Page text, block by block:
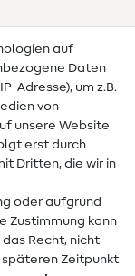
auf
Daten
Adresse), um z.B.
von
unsere Website
erst durch
Dritten, die wir in
oder aufgrund
Zustimmung kann
Recht, nicht
späteren Zeitpunkt